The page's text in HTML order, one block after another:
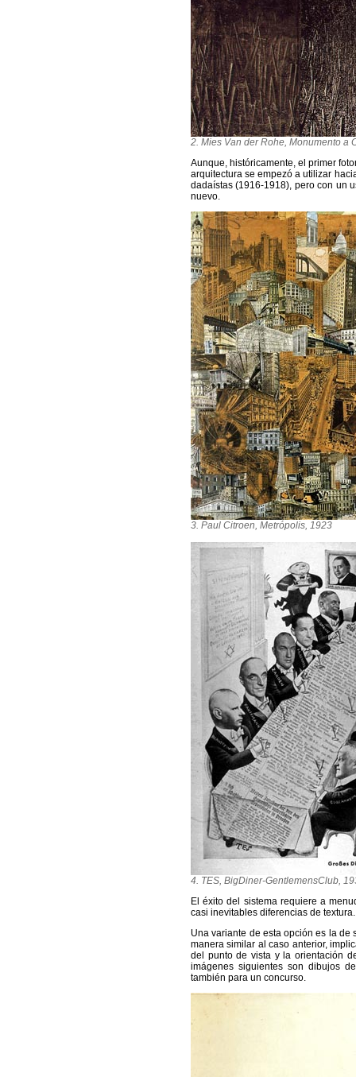
2. Mies Van der Rohe, Monumento a
Aunque, históricamente, el primer
arquitectura se empezó a utilizar
dadaístas (1916-1918), pero con un
nuevo.
3. Paul Citroen, Metrópolis, 1923
4. TES, BigDiner-GentlemensClub,
El éxito del sistema requiere a
casi inevitables diferencias de textura.
Una variante de esta opción es la de
manera similar al caso anterior,
del punto de vista y la orientación
imágenes siguientes son dibujos
también para un concurso.